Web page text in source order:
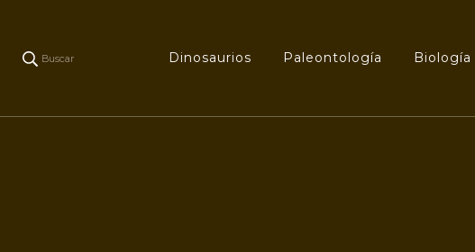
Buscar Dinosaurios Paleontología Biología